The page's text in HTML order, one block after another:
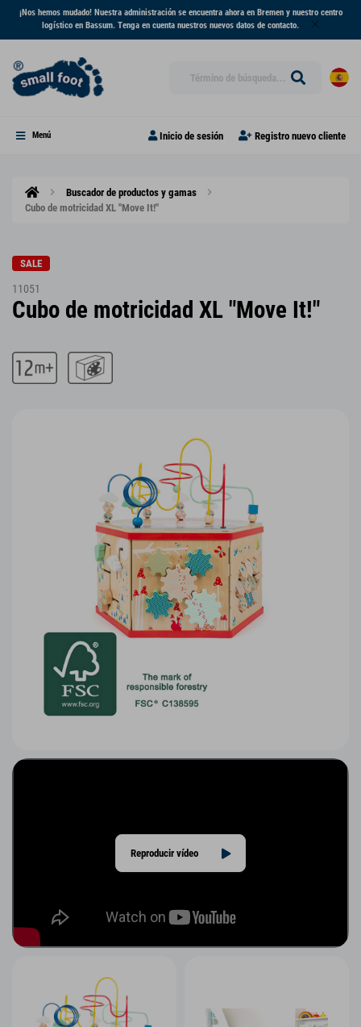
¡Nos hemos mudado! Nuestra administración se encuentra ahora en Bremen y nuestro centro
logístico en Bassum. Tenga en cuenta nuestros nuevos datos de contacto.
Menú Inicio de sesión Registro nuevo cliente
Buscador de productos y gamas
Cubo de motricidad XL "Move It!"
SALE
11051
Cubo de motricidad XL "Move It!"
Reproducir vídeo